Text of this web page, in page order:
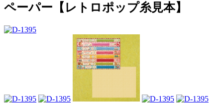
ペーパー【レトロポップ糸見本】